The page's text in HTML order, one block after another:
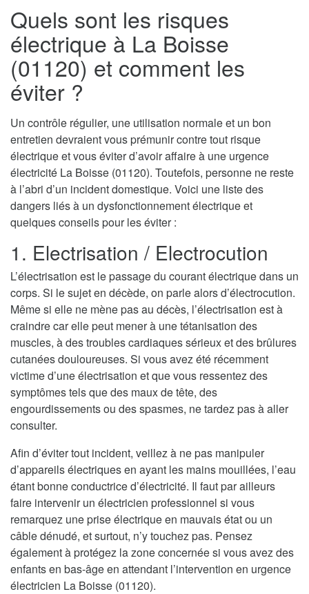
Quels sont les risques
électrique à La Boisse
(01120) et comment les
éviter ?
Un contrôle régulier, une utilisation normale et un bon
entretien devraient vous prémunir contre tout risque
électrique et vous éviter d’avoir affaire à une urgence
électricité La Boisse (01120). Toutefois, personne ne reste
à l’abri d’un incident domestique. Voici une liste des
dangers liés à un dysfonctionnement électrique et
quelques conseils pour les éviter :
1. Electrisation / Electrocution
L’électrisation est le passage du courant électrique dans un
corps. Si le sujet en décède, on parle alors d’électrocution.
Même si elle ne mène pas au décès, l’électrisation est à
craindre car elle peut mener à une tétanisation des
muscles, à des troubles cardiaques sérieux et des brûlures
cutanées douloureuses. Si vous avez été récemment
victime d’une électrisation et que vous ressentez des
symptômes tels que des maux de tête, des
engourdissements ou des spasmes, ne tardez pas à aller
consulter.
Afin d’éviter tout incident, veillez à ne pas manipuler
d’appareils électriques en ayant les mains mouillées, l’eau
étant bonne conductrice d’électricité. Il faut par ailleurs
faire intervenir un électricien professionnel si vous
remarquez une prise électrique en mauvais état ou un
câble dénudé, et surtout, n’y touchez pas. Pensez
également à protégez la zone concernée si vous avez des
enfants en bas-âge en attendant l’intervention en urgence
électricien La Boisse (01120).